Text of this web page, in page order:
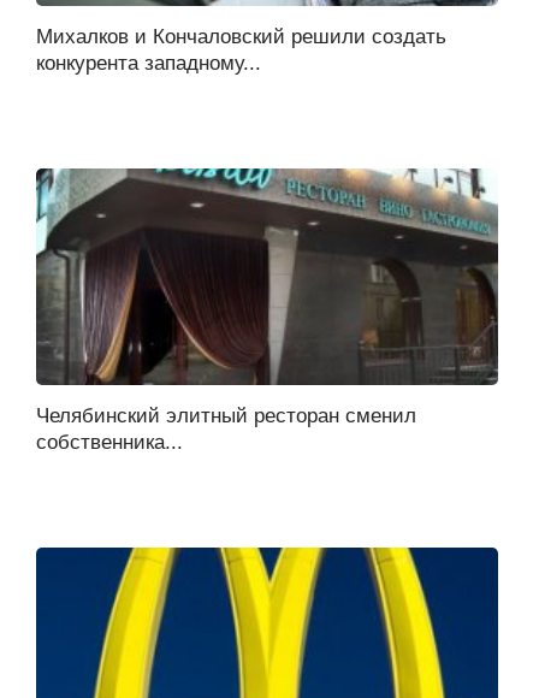
Михалков и Кончаловский решили создать
конкурента западному...
Челябинский элитный ресторан сменил
собственника...